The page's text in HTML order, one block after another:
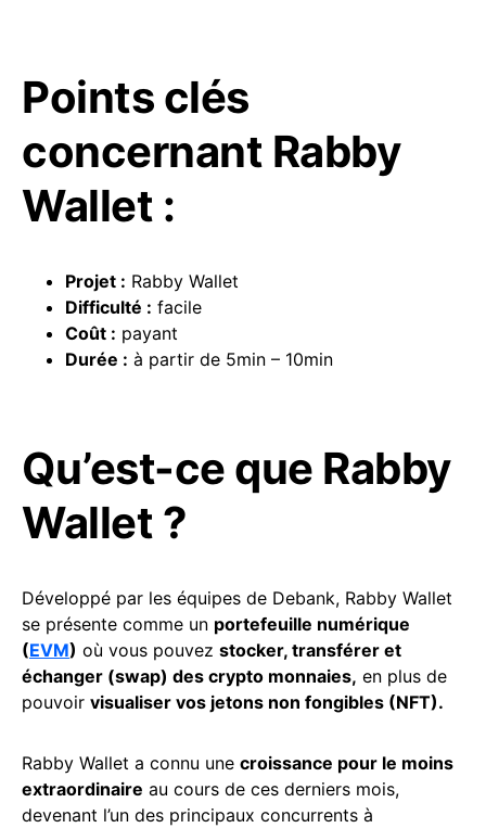
Points clés
concernant Rabby
Wallet :
Projet : Rabby Wallet
Difficulté : facile
Coût : payant
Durée : à partir de 5min – 10min
Qu’est-ce que Rabby
Wallet ?
Développé par les équipes de Debank, Rabby Wallet
se présente comme un portefeuille numérique
(EVM) où vous pouvez stocker, transférer et
échanger (swap) des crypto monnaies, en plus de
pouvoir visualiser vos jetons non fongibles (NFT).
Rabby Wallet a connu une croissance pour le moins
extraordinaire au cours de ces derniers mois,
devenant l’un des principaux concurrents à